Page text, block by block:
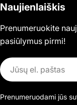
Naujienlaiškis
Prenumeruokite
pasiūlymus pirmi!
El.
paštas
Prenumeruodami jūs